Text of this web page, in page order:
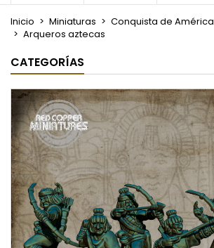
Inicio Miniaturas Conquista de América
Arqueros aztecas
CATEGORÍAS